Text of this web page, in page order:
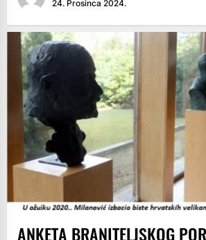
24. Prosinca 2024.
ANKETA BRANITELJSKOG